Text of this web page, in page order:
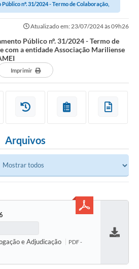
nº. 31/2024 - Termo de Colaboração,
Atualizado em: 23/07/2024 às 09h26
Público nº. 31/2024 - Termo de
com a entidade Associação Mariliense
Imprimir
Arquivos
e Adjudicação
PDF -